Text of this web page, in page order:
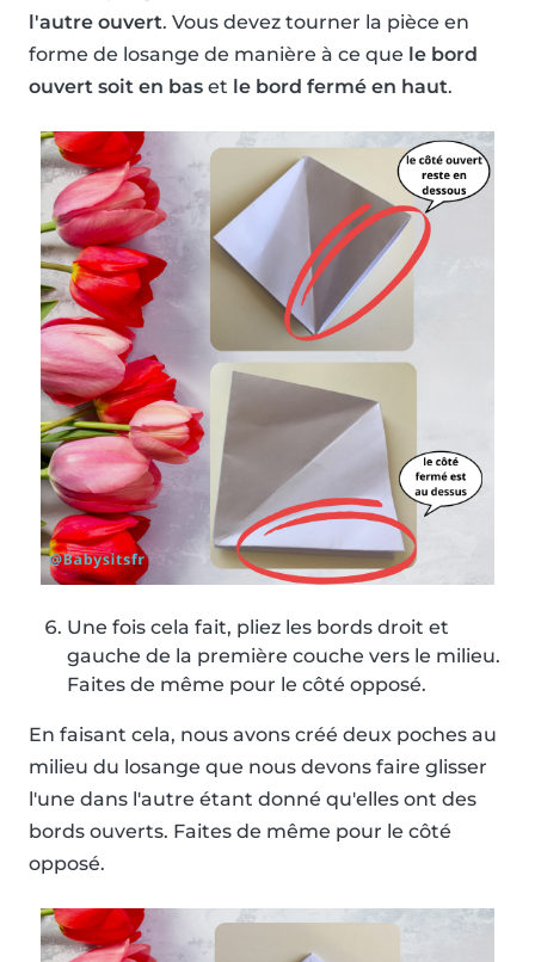
l'autre ouvert. Vous devez tourner la pièce en
forme de losange de manière à ce que le bord
ouvert soit en bas et le bord fermé en haut.
Une fois cela fait, pliez les bords droit et
gauche de la première couche vers le milieu.
Faites de même pour le côté opposé.
En faisant cela, nous avons créé deux poches au
milieu du losange que nous devons faire glisser
l'une dans l'autre étant donné qu'elles ont des
bords ouverts. Faites de même pour le côté
opposé.